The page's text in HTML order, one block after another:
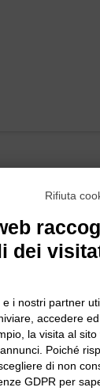
Rifiuta
dei
i nostri partner
accedere
la visita al sito
Poiché
di non
GDPR per